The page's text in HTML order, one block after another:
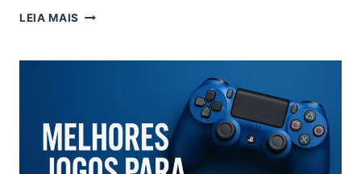
LEIA MAIS BYD
200
PROVA
DEFINITIVA
DE